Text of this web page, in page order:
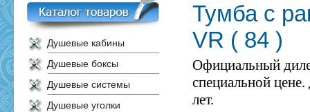
Душевые кабины
Душевые боксы
Душевые системы
Душевые уголки
Тумба с
VR ( 84 )
Официальный
специальной
лет.